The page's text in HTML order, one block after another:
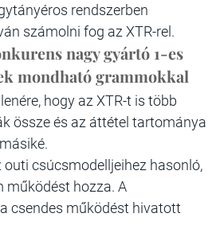
rendszerben
számolni fog az XTR-rel.
nagy gyártó 1-es
mondható grammokkal
hogy az XTR-t is több
össze és az áttétel tartománya
outi csúcsmodelljeihez hasonló,
működést hozza. A
csendes működést hivatott